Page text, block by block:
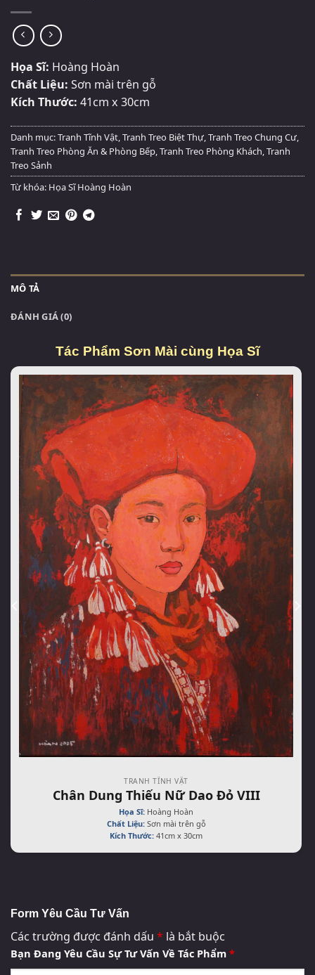
Họa Sĩ: Hoàng Hoàn
Chất Liệu: Sơn mài trên gỗ
Kích Thước: 41cm x 30cm
Danh mục:Tranh Tĩnh Vật,Tranh Treo Biệt Thự,Tranh Treo Chung Cư,
Tranh Treo Phòng Ăn & Phòng Bếp,Tranh Treo Phòng Khách,Tranh
Treo Sảnh
Từ khóa: Họa Sĩ Hoàng Hoàn
MÔ TẢ
ĐÁNH GIÁ (0)
Tác Phẩm Sơn Mài cùng Họa Sĩ
TRANH TĨNH VẬT
Chân Dung Thiếu Nữ Dao Đỏ VIII
Họa Sĩ: Hoàng Hoàn
Chất Liệu:Sơn mài trên gỗ
Kích Thước: 41cm x 30cm
Form Yêu Cầu Tư Vấn
Các trường được đánh dấu * là bắt buộc
Bạn Đang Yêu Cầu Sự Tư Vấn Về Tác Phẩm *